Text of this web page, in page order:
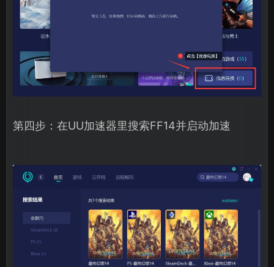
第四步：在UU加速器里搜索FF14并启动加速